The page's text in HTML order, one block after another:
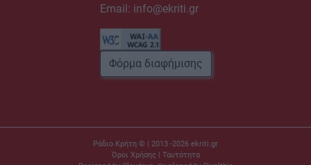
Email: info@ekriti.gr
Φόρμα διαφήμισης
Ράδιο Κρήτη © | 2013 -2026 ekriti.gr
Όροι Χρήσης
Ταυτότητα